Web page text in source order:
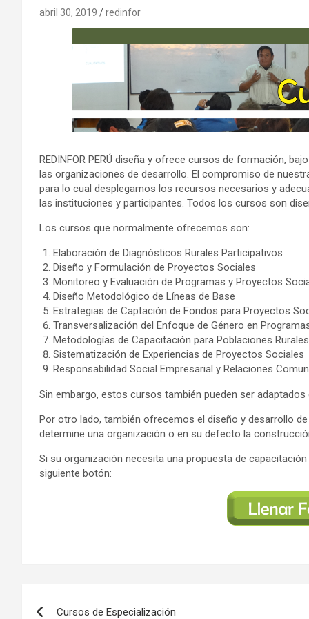
abril 30, 2019 redinfor
REDINFOR PERÚ diseña y ofrece cursos de formación,
las organizaciones de desarrollo. El compromiso de
para lo cual desplegamos los recursos necesarios y
las instituciones y participantes. Todos los cursos son
Los cursos que normalmente ofrecemos son:
Elaboración de Diagnósticos Rurales Participativos
Diseño y Formulación de Proyectos Sociales
Monitoreo y Evaluación de Programas y Proyectos
Diseño Metodológico de Líneas de Base
Estrategias de Captación de Fondos para Proyectos
Transversalización del Enfoque de Género en
Metodologías de Capacitación para Poblaciones Rurales
Sistematización de Experiencias de Proyectos Sociales
Responsabilidad Social Empresarial y Relaciones
Sin embargo, estos cursos también pueden ser
Por otro lado, también ofrecemos el diseño y desarrollo
determine una organización o en su defecto la
Si su organización necesita una propuesta de
siguiente botón:
Cursos de Especialización